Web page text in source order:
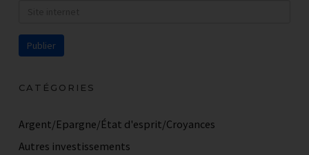
CATÉGORIES
Argent/Epargne/État d'esprit/Croyances
Autres investissements